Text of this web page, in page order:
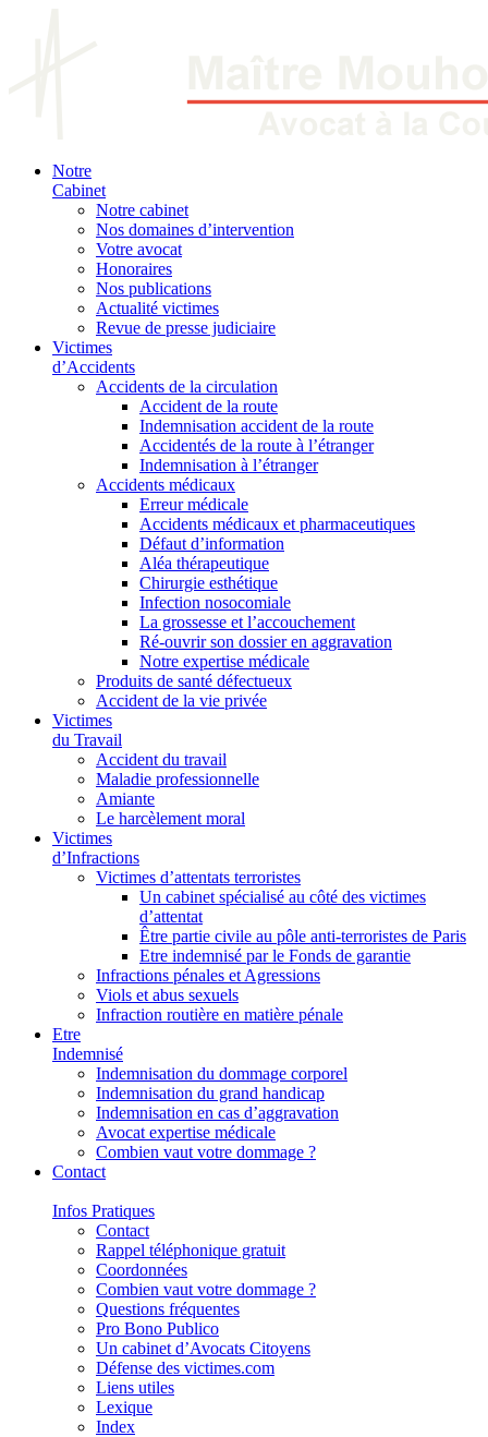
Notre
Cabinet
Notre cabinet
Nos domaines d’intervention
Votre avocat
Honoraires
Nos publications
Actualité victimes
Revue de presse judiciaire
Victimes
d’Accidents
Accidents de la circulation
Accident de la route
Indemnisation accident de la route
Accidentés de la route à l’étranger
Indemnisation à l’étranger
Accidents médicaux
Erreur médicale
Accidents médicaux et pharmaceutiques
Défaut d’information
Aléa thérapeutique
Chirurgie esthétique
Infection nosocomiale
La grossesse et l’accouchement
Ré-ouvrir son dossier en aggravation
Notre expertise médicale
Produits de santé défectueux
Accident de la vie privée
Victimes
du Travail
Accident du travail
Maladie professionnelle
Amiante
Le harcèlement moral
Victimes
d’Infractions
Victimes d’attentats terroristes
Un cabinet spécialisé au côté des victimes
d’attentat
Être partie civile au pôle anti-terroristes de Paris
Etre indemnisé par le Fonds de garantie
Infractions pénales et Agressions
Viols et abus sexuels
Infraction routière en matière pénale
Etre
Indemnisé
Indemnisation du dommage corporel
Indemnisation du grand handicap
Indemnisation en cas d’aggravation
Avocat expertise médicale
Combien vaut votre dommage ?
Contact
Infos Pratiques
Contact
Rappel téléphonique gratuit
Coordonnées
Combien vaut votre dommage ?
Questions fréquentes
Pro Bono Publico
Un cabinet d’Avocats Citoyens
Défense des victimes.com
Liens utiles
Lexique
Index